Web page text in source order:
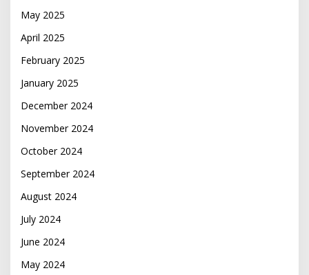
May 2025
April 2025
February 2025
January 2025
December 2024
November 2024
October 2024
September 2024
August 2024
July 2024
June 2024
May 2024